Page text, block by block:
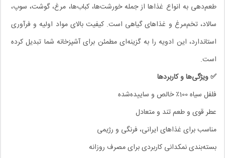
طعم‌دهی به انواع غذاها از جمله خورشت‌ها، کباب‌ها، مرغ، گوشت، سوپ،
سالاد، تخم‌مرغ و غذاهای گیاهی است. کیفیت بالای مواد اولیه و فرآوری
استاندارد، این ادویه را به گزینه‌ای مطمئن برای آشپزخانه شما تبدیل کرده
است.
✅ ویژگی‌ها و کاربردها
فلفل سیاه 100٪ خالص و ساییده‌شده
عطر قوی و طعم تند و متعادل
مناسب برای غذاهای ایرانی، فرنگی و رژیمی
بسته‌بندی نمکدانی کاربردی برای مصرف روزانه